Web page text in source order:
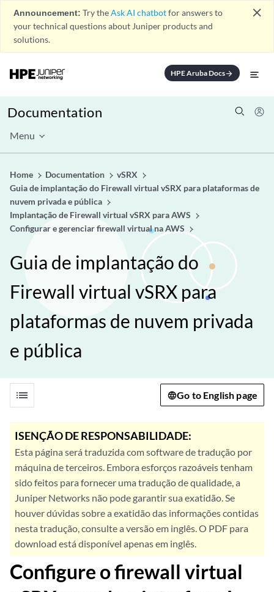
Announcement: Try theAsk AI chatbotfor answers to
your technical questions about Juniper products and
solutions.
close
HPE Aruba Docsarrow_forward
Documentation
Menu
Home Documentation
vSRX
Guia de implantação do Firewall virtual vSRX para plataformas de
nuvem privada e pública
Implantação de Firewall virtual vSRX para AWS
Configurar e gerenciar firewall virtual na AWS
Guia de implantação do
Firewall virtual vSRX para
plataformas de nuvem privada
e pública
list Go to English page
ISENÇÃO DE RESPONSABILIDADE:
Esta página será traduzida com software de tradução por
máquina de terceiros. Embora esforços razoáveis tenham
sido feitos para fornecer uma tradução de qualidade, a
Juniper Networks não pode garantir sua exatidão. Se
houver dúvidas sobre a exatidão das informações contidas
nesta tradução, consulte a versão em inglês. O PDF para
download está disponível apenas em inglês.
Configure o firewall virtual